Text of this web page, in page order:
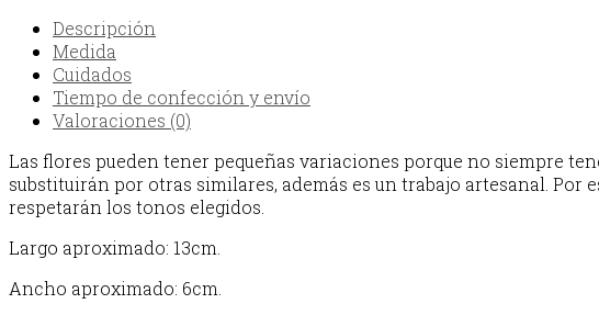
Descripción
Medida
Cuidados
Tiempo de confección y envío
Valoraciones (0)
Las flores pueden tener pequeñas variaciones porque no siempre
substituirán por otras similares, además es un trabajo artesanal.
respetarán los tonos elegidos.
Largo aproximado: 13cm.
Ancho aproximado: 6cm.